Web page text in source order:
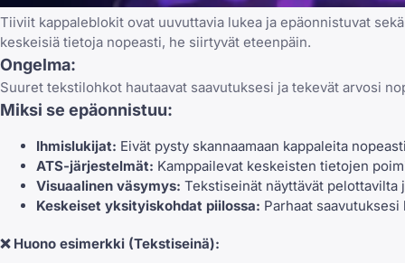
Tiiviit kappaleblokit ovat uuvuttavia lukea ja epäonnistuvat
keskeisiä tietoja nopeasti, he siirtyvät eteenpäin.
Ongelma:
Suuret tekstilohkot hautaavat saavutuksesi ja tekevät arvosi
Miksi se epäonnistuu:
Ihmislukijat: Eivät pysty skannaamaan kappaleita
ATS-järjestelmät: Kamppailevat keskeisten tietojen
Visuaalinen väsymys: Tekstiseinät näyttävät pelottavilta
Keskeiset yksityiskohdat piilossa: Parhaat
❌ Huono esimerkki (Tekstiseinä):